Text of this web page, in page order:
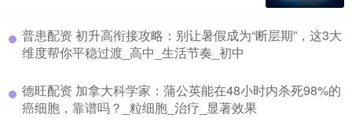
普患配资 初升高衔接攻略：别让暑假成为“断层期”，这3大
维度帮你平稳过渡_高中_生活节奏_初中
德旺配资 加拿大科学家：蒲公英能在48小时内杀死98%的
癌细胞，靠谱吗？_粒细胞_治疗_显著效果